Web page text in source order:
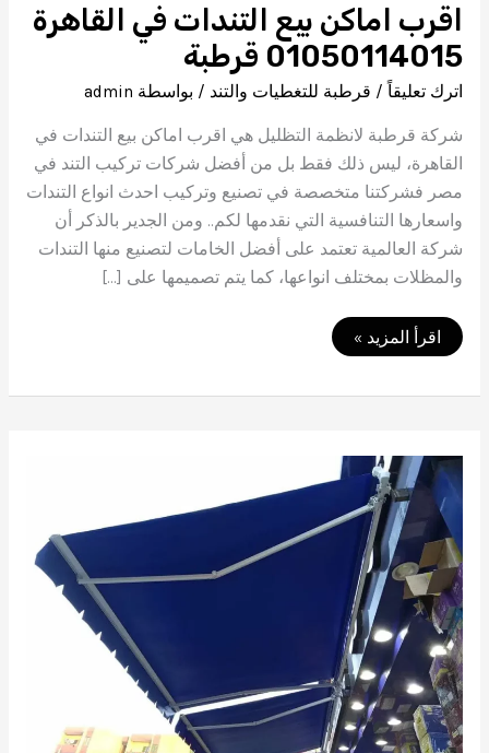
اقرب اماكن بيع التندات في القاهرة
01050114015 قرطبة
اترك تعليقاً / قرطبة للتغطيات والتند / بواسطة admin
شركة قرطبة لانظمة التظليل هي اقرب اماكن بيع التندات في
القاهرة، ليس ذلك فقط بل من أفضل شركات تركيب التند في
مصر فشركتنا متخصصة في تصنيع وتركيب احدث انواع التندات
واسعارها التنافسية التي نقدمها لكم.. ومن الجدير بالذكر أن
شركة العالمية تعتمد على أفضل الخامات لتصنيع منها التندات
والمظلات بمختلف انواعها، كما يتم تصميمها على […]
اقرب
اماكن
قرطبة
اقرأ المزيد »